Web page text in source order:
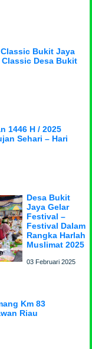
Bukit Jaya
Desa Bukit
1446 H / 2025
Sehari – Hari
Desa Bukit
Jaya Gelar
Festival –
Festival Dalam
Rangka Harlah
Muslimat 2025
03 Februari 2025
Km 83
Riau